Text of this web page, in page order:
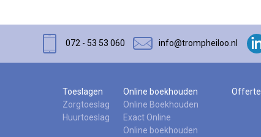
072 - 53 53 060 info@trompheiloo.nl
Toeslagen
Zorgtoeslag
Huurtoeslag
Online boekhouden
Online Boekhouden
Exact Online
Online boekhouden
Offerte